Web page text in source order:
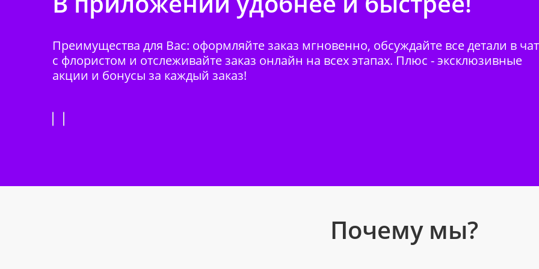
Преимущества для Вас: оформляйте заказ мгновенно, обсуждайте все детали в
с флористом и отслеживайте заказ онлайн на всех этапах. Плюс - эксклюзивные
акции и бонусы за каждый заказ!
Почему мы?